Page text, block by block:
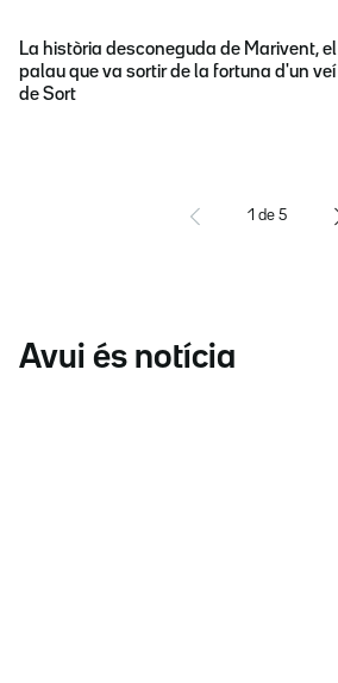
La història desconeguda de Marivent, el
palau que va sortir de la fortuna d'un veí
de Sort
1 de 5
Avui és notícia